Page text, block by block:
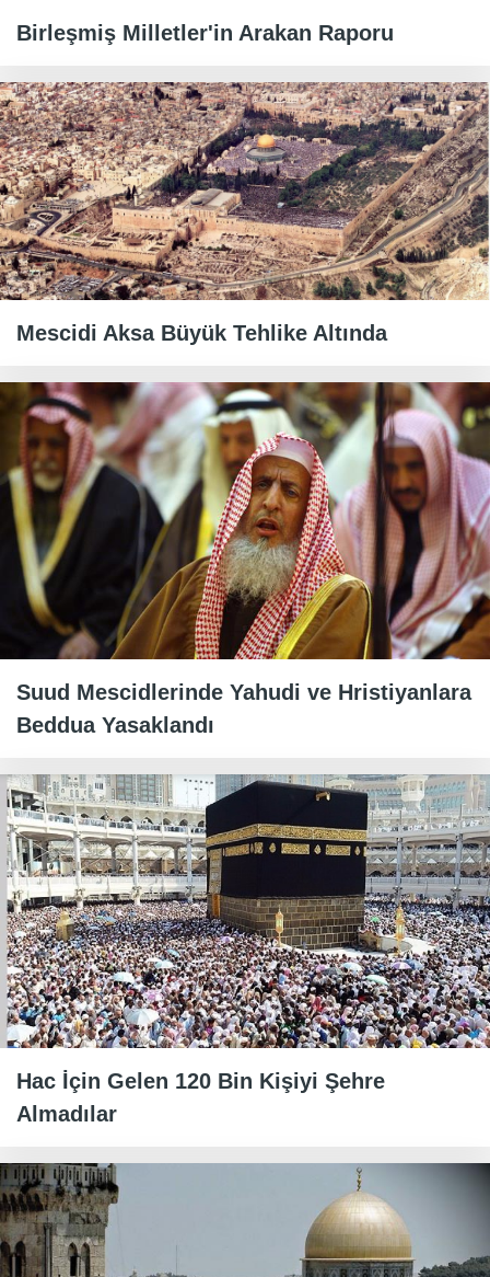
Birleşmiş Milletler'in Arakan Raporu
Mescidi Aksa Büyük Tehlike Altında
Suud Mescidlerinde Yahudi ve Hristiyanlara
Beddua Yasaklandı
Hac İçin Gelen 120 Bin Kişiyi Şehre
Almadılar